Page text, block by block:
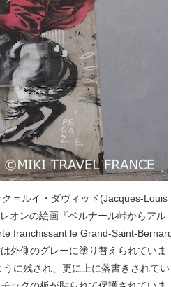
＝ルイ・ダヴィッド(Jacques-Louis
オンの絵画『ベルナール峠からアル
franchissant le Grand-Saint-
外側のグレーに塗り替えられていま
に残され、更に上に落書きされてい